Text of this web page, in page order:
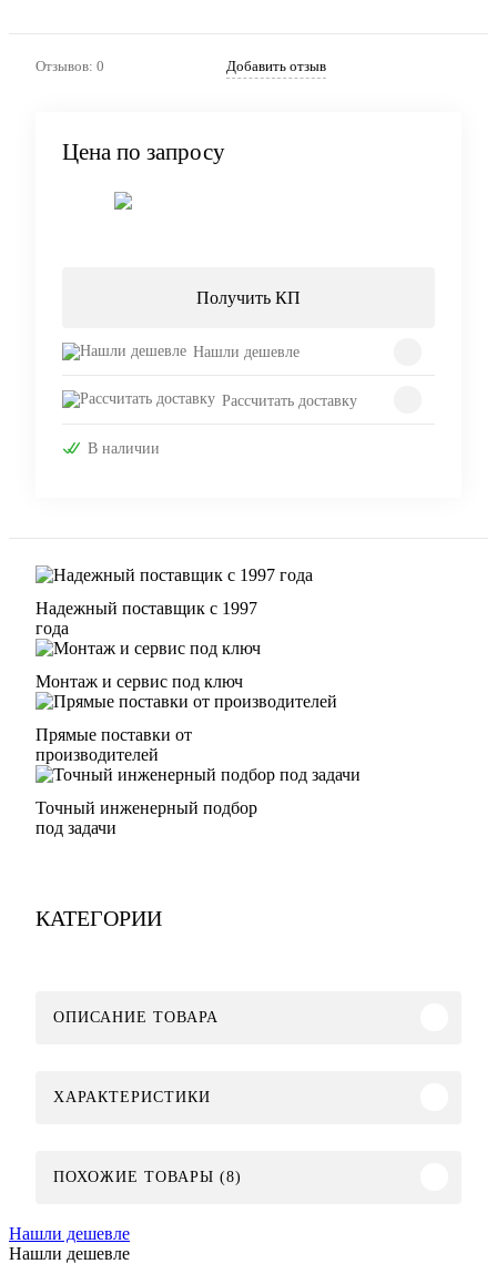
Отзывов: 0 Добавить отзыв
Цена по запросу
Получить КП
Нашли дешевле
Рассчитать доставку
В наличии
Надежный поставщик с 1997
года
Монтаж и сервис под ключ
Прямые поставки от
производителей
Точный инженерный подбор
под задачи
КАТЕГОРИИ
ОПИСАНИЕ ТОВАРА
ХАРАКТЕРИСТИКИ
ПОХОЖИЕ ТОВАРЫ (8)
Нашли дешевле
Нашли дешевле